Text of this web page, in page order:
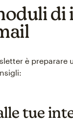
di
è preparare
tue